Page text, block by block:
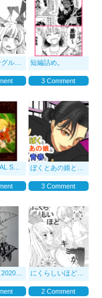
グルエッジ短編詰め。
3 Comment
SONG ぼくとあの娘と青春と
3 Comment
たけ侍でござる！！
更新】
にくらしいほどキミが
2 Comment